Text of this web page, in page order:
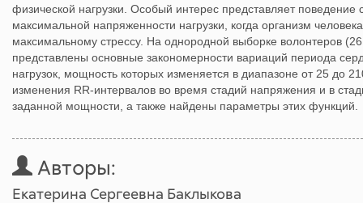
физической нагрузки. Особый интерес представляет поведение
максимальной напряженности нагрузки, когда организм
максимальному стрессу. На однородной выборке волонтеров
представлены основные закономерности вариаций периода
нагрузок, мощность которых изменяется в диапазоне от 25 до
изменения RR-интервалов во время стадий напряжения и в
заданной мощности, а также найдены параметры этих функций.
Авторы:
Екатерина Сергеевна Баклыкова